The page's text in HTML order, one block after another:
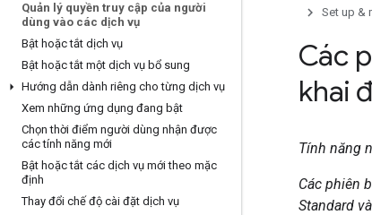
Quản lý quyền truy cập của người
dùng vào các dịch vụ
Bật hoặc tắt dịch vụ
Bật hoặc tắt một dịch vụ bổ sung
Hướng dẫn dành riêng cho từng dịch vụ
Xem những ứng dụng đang bật
Chọn thời điểm người dùng nhận được
các tính năng mới
Bật hoặc tắt các dịch vụ mới theo mặc
định
Thay đổi chế độ cài đặt dịch vụ
Set up &
Các
khai
Tính năng
Các phiên
Standard